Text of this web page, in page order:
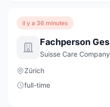
il y a 36 minutes
Suisse Care Company
Zürich
full-time